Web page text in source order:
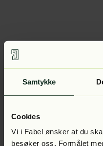
Samtykke
Cookies
Vi i Fabel ønsker at du
besøker oss. Formålet